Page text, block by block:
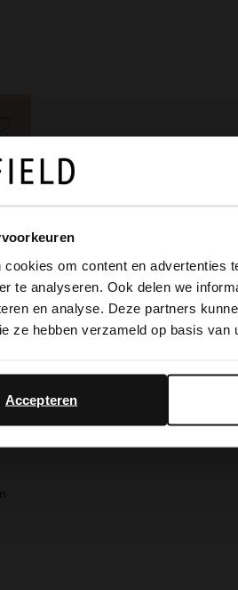
cookies om content en advertenties
te analyseren. Ook delen we
en analyse. Deze partners
ze hebben verzameld op basis van
Accepteren
It looks like your